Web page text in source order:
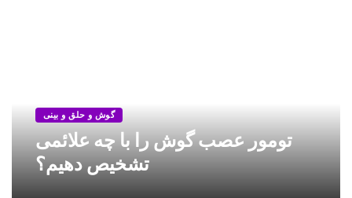
گوش و حلق و بینی
تومور عصب گوش را با چه علائمی
تشخیص دهیم؟